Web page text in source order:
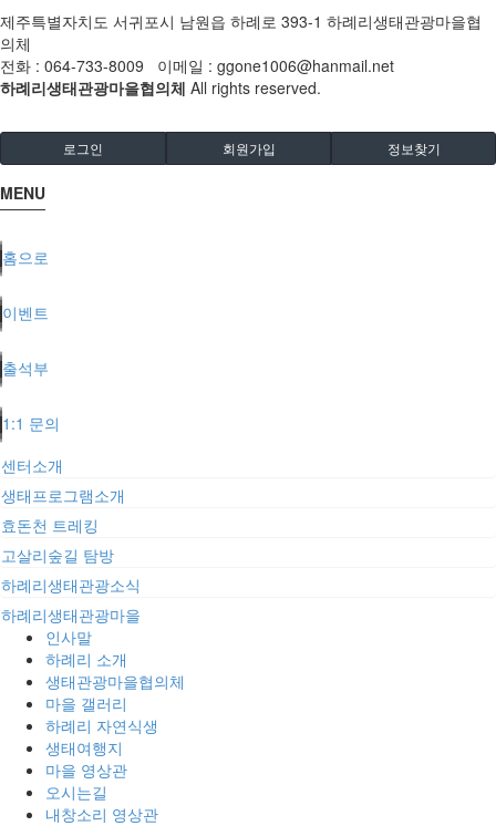
제주특별자치도 서귀포시 남원읍 하례로 393-1 하례리생태관광마을협
의체
전화 : 064-733-8009 이메일 : ggone1006@hanmail.net
하례리생태관광마을협의체 All rights reserved.
로그인 회원가입 정보찾기
MENU
홈으로
이벤트
출석부
1:1 문의
센터소개
생태프로그램소개
효돈천 트레킹
고살리숲길 탐방
하례리생태관광소식
하례리생태관광마을
인사말
하례리 소개
생태관광마을협의체
마을 갤러리
하례리 자연식생
생태여행지
마을 영상관
오시는길
내창소리 영상관